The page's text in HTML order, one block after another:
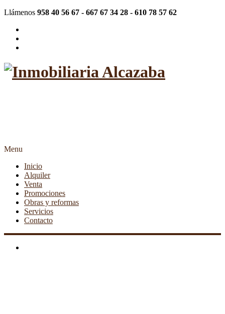
Llámenos 958 40 56 67 - 667 67 34 28 - 610 78 57 62
Menu
Inicio
Alquiler
Venta
Promociones
Obras y reformas
Servicios
Contacto